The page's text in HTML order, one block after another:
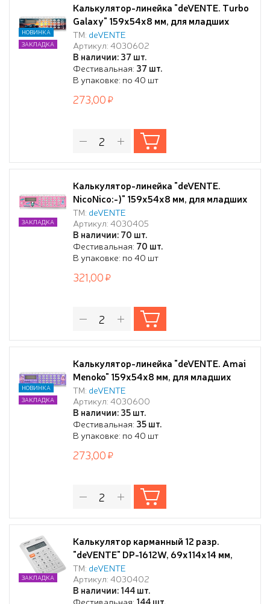
Калькулятор-линейка "deVENTE. Turbo
Galaxy" 159x54x8 мм, для младших
классов, 8 разрядный, работа с
памятью, автоматическое вычисление
квадратного корня, процентов,
функция смены знака, с рисунком, в
блистере с подвесом
ТМ: deVENTE
Артикул: 4030602
В наличии: 37 шт.
Фестивальная: 37 шт.
В упаковке: по 40 шт
НОВИНКА
ЗАКЛАДКА
273,00
Калькулятор-линейка "deVENTE.
NicoNico:-)" 159x54x8 мм, для младших
классов, 8 разрядный, работа с
памятью, автоматическое вычисление
квадратного корня, процентов,
функция смены знака, с рисунком, в
блистере с подвесом
ТМ: deVENTE
Артикул: 4030405
В наличии: 70 шт.
Фестивальная: 70 шт.
В упаковке: по 40 шт
ЗАКЛАДКА
321,00
Калькулятор-линейка "deVENTE. Amai
Menoko" 159x54x8 мм, для младших
классов, 8 разрядный, работа с
памятью, автоматическое вычисление
квадратного корня, процентов,
функция смены знака, с рисунком, в
блистере с подвесом
ТМ: deVENTE
Артикул: 4030600
В наличии: 35 шт.
Фестивальная: 35 шт.
В упаковке: по 40 шт
НОВИНКА
ЗАКЛАДКА
273,00
Калькулятор карманный 12 разр.
"deVENTE" DP-1612W, 69x114x14 мм,
белый, автоматическое вычисление
квадратного корня, процентов, работа
с памятью, в картонной коробке
ТМ: deVENTE
Артикул: 4030402
В наличии: 144 шт.
Фестивальная: 144 шт.
ЗАКЛАДКА